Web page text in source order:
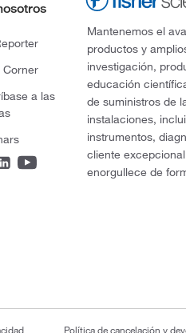
Corner
a las
Mantenemos el
productos y
investigación,
educación
de suministros de
instalaciones,
instrumentos,
cliente
enorgullece de
Política de cancelación y